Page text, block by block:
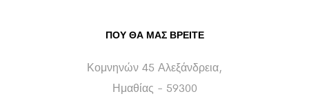
ΠΟΥ ΘΑ ΜΑΣ ΒΡΕΊΤΕ
Κομνηνών 45 Αλεξάνδρεια,
Ημαθίας - 59300